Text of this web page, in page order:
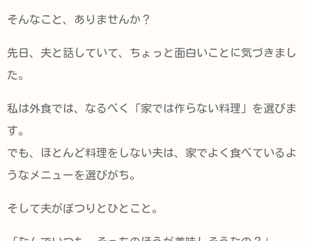
そんなこと、ありませんか？
先日、夫と話していて、ちょっと面白いことに気づきまし
た。
私は外食では、なるべく「家では作らない料理」を選びま
す。
でも、ほとんど料理をしない夫は、家でよく食べているよ
うなメニューを選びがち。
そして夫がぽつりとひとこと。